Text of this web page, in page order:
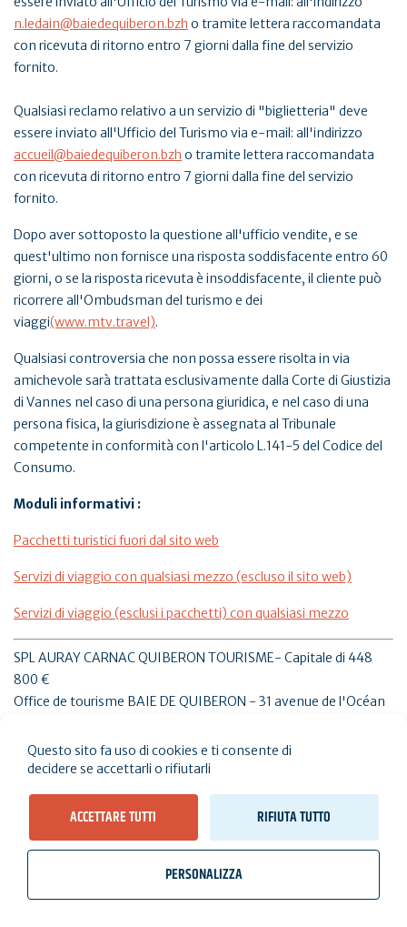
n.ledain@baiedequiberon.bzh o tramite lettera raccomandata
con ricevuta di ritorno entro 7 giorni dalla fine del servizio
fornito.
Qualsiasi reclamo relativo a un servizio di "biglietteria" deve
essere inviato all'Ufficio del Turismo via e-mail: all'indirizzo
accueil@baiedequiberon.bzh o tramite lettera raccomandata
con ricevuta di ritorno entro 7 giorni dalla fine del servizio
fornito.
Dopo aver sottoposto la questione all'ufficio vendite, e se
quest'ultimo non fornisce una risposta soddisfacente entro 60
giorni, o se la risposta ricevuta è insoddisfacente, il cliente può
ricorrere all'Ombudsman del turismo e dei
viaggi(www.mtv.travel).
Qualsiasi controversia che non possa essere risolta in via
amichevole sarà trattata esclusivamente dalla Corte di Giustizia
di Vannes nel caso di una persona giuridica, e nel caso di una
persona fisica, la giurisdizione è assegnata al Tribunale
competente in conformità con l'articolo L.141-5 del Codice del
Consumo.
Moduli informativi :
Pacchetti turistici fuori dal sito web
Servizi di viaggio con qualsiasi mezzo (escluso il sito web)
Servizi di viaggio (esclusi i pacchetti) con qualsiasi mezzo
SPL AURAY CARNAC QUIBERON TOURISME- Capitale di 448
800 €
Office de tourisme BAIE DE QUIBERON - 31 avenue de l'Océan
Tel. 02 56 54 81 74 - Numero di registrazione: IM056170001 -
SIRET: 824 753 206 00013
132, rue Fontenot 92000 NANTERRE
Alexandre Oyon, 72030 Le Mans.
Questo sito fa uso di cookies e ti consente di
decidere se accettarli o rifiutarli
ACCETTARE TUTTI RIFIUTA TUTTO
PERSONALIZZA